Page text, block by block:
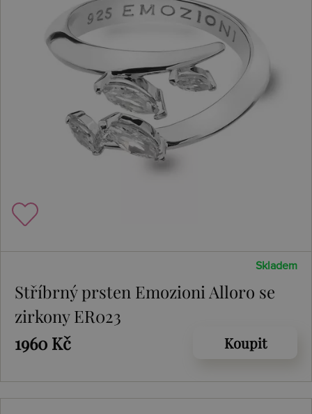
Skladem
Stříbrný prsten Emozioni Alloro se
zirkony ER023
1960 Kč
Koupit